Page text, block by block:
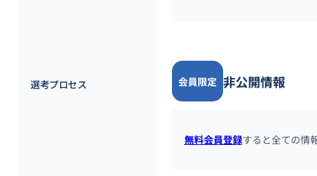
選考プロセス 会員限定 非公開情報
無料会員登録すると全ての情